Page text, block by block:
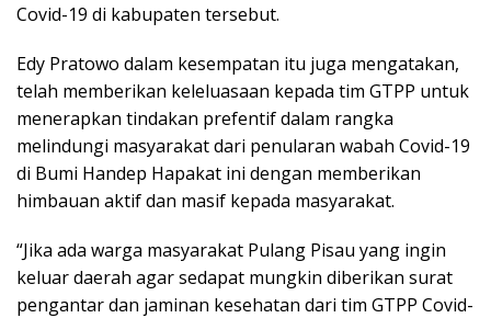
Covid-19 di kabupaten tersebut.
Edy Pratowo dalam kesempatan itu juga mengatakan,
telah memberikan keleluasaan kepada tim GTPP untuk
menerapkan tindakan prefentif dalam rangka
melindungi masyarakat dari penularan wabah Covid-19
di Bumi Handep Hapakat ini dengan memberikan
himbauan aktif dan masif kepada masyarakat.
“Jika ada warga masyarakat Pulang Pisau yang ingin
keluar daerah agar sedapat mungkin diberikan surat
pengantar dan jaminan kesehatan dari tim GTPP Covid-